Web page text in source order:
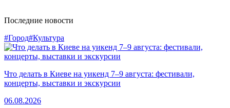
Последние новости
#Город#Культура
Что делать в Киеве на уикенд 7–9 августа: фестивали,
концерты, выставки и экскурсии
06.08.2026